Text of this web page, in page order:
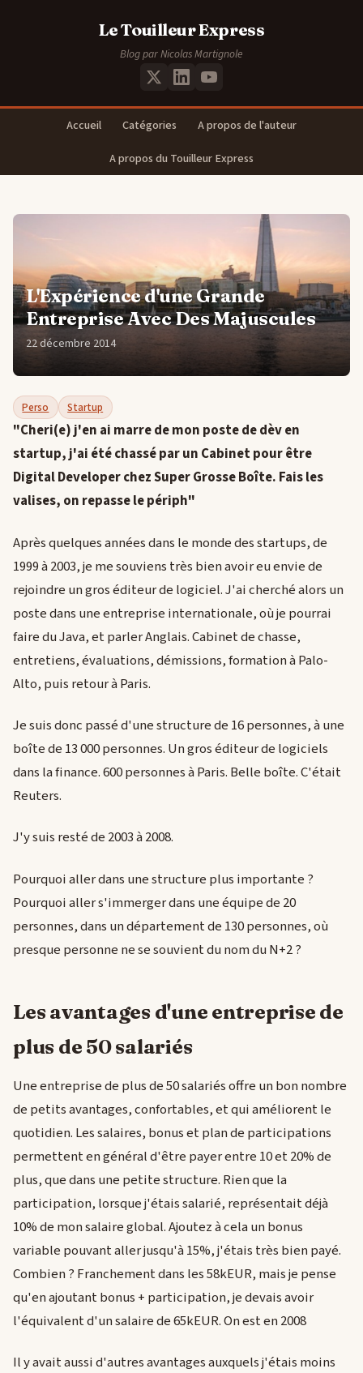
Le Touilleur Express
Blog par Nicolas Martignole
Accueil Catégories
A propos de l'auteur
A propos du Touilleur Express
L'Expérience d'une Grande
Entreprise Avec Des Majuscules
22 décembre 2014
Perso Startup
"Cheri(e) j'en ai marre de mon poste de dèv en
startup, j'ai été chassé par un Cabinet pour être
Digital Developer chez Super Grosse Boîte. Fais les
valises, on repasse le périph"
Après quelques années dans le monde des startups, de
1999 à 2003, je me souviens très bien avoir eu envie de
rejoindre un gros éditeur de logiciel. J'ai cherché alors un
poste dans une entreprise internationale, où je pourrai
faire du Java, et parler Anglais. Cabinet de chasse,
entretiens, évaluations, démissions, formation à Palo-
Alto, puis retour à Paris.
Je suis donc passé d'une structure de 16 personnes, à une
boîte de 13 000 personnes. Un gros éditeur de logiciels
dans la finance. 600 personnes à Paris. Belle boîte. C'était
Reuters.
J'y suis resté de 2003 à 2008.
Pourquoi aller dans une structure plus importante ?
Pourquoi aller s'immerger dans une équipe de 20
personnes, dans un département de 130 personnes, où
presque personne ne se souvient du nom du N+2 ?
Les avantages d'une entreprise de
plus de 50 salariés
Une entreprise de plus de 50 salariés offre un bon nombre
de petits avantages, confortables, et qui améliorent le
quotidien. Les salaires, bonus et plan de participations
permettent en général d'être payer entre 10 et 20% de
plus, que dans une petite structure. Rien que la
participation, lorsque j'étais salarié, représentait déjà
10% de mon salaire global. Ajoutez à cela un bonus
variable pouvant aller jusqu'à 15%, j'étais très bien payé.
Combien ? Franchement dans les 58kEUR, mais je pense
qu'en ajoutant bonus + participation, je devais avoir
l'équivalent d'un salaire de 65kEUR. On est en 2008
Il y avait aussi d'autres avantages auxquels j'étais moins